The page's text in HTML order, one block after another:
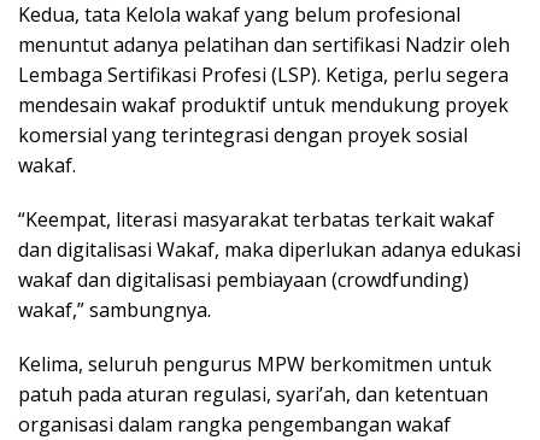
Kedua, tata Kelola wakaf yang belum profesional
menuntut adanya pelatihan dan sertifikasi Nadzir oleh
Lembaga Sertifikasi Profesi (LSP). Ketiga, perlu segera
mendesain wakaf produktif untuk mendukung proyek
komersial yang terintegrasi dengan proyek sosial
wakaf.
“Keempat, literasi masyarakat terbatas terkait wakaf
dan digitalisasi Wakaf, maka diperlukan adanya edukasi
wakaf dan digitalisasi pembiayaan (crowdfunding)
wakaf,” sambungnya.
Kelima, seluruh pengurus MPW berkomitmen untuk
patuh pada aturan regulasi, syari’ah, dan ketentuan
organisasi dalam rangka pengembangan wakaf